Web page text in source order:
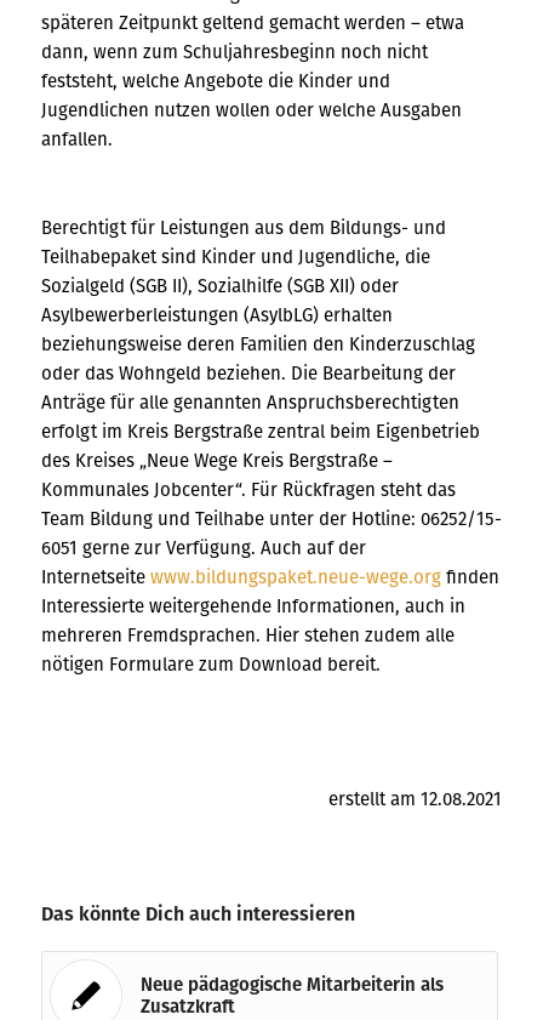
späteren Zeitpunkt geltend gemacht werden – etwa
dann, wenn zum Schuljahresbeginn noch nicht
feststeht, welche Angebote die Kinder und
Jugendlichen nutzen wollen oder welche Ausgaben
anfallen.
Berechtigt für Leistungen aus dem Bildungs- und
Teilhabepaket sind Kinder und Jugendliche, die
Sozialgeld (SGB II), Sozialhilfe (SGB XII) oder
Asylbewerberleistungen (AsylbLG) erhalten
beziehungsweise deren Familien den Kinderzuschlag
oder das Wohngeld beziehen. Die Bearbeitung der
Anträge für alle genannten Anspruchsberechtigten
erfolgt im Kreis Bergstraße zentral beim Eigenbetrieb
des Kreises „Neue Wege Kreis Bergstraße –
Kommunales Jobcenter“. Für Rückfragen steht das
Team Bildung und Teilhabe unter der Hotline: 06252/15-
6051 gerne zur Verfügung. Auch auf der
Internetseitewww.bildungspaket.neue-wege.orgfinden
Interessierte weitergehende Informationen, auch in
mehreren Fremdsprachen. Hier stehen zudem alle
nötigen Formulare zum Download bereit.
erstellt am 12.08.2021
Das könnte Dich auch interessieren
Neue pädagogische Mitarbeiterin als
Zusatzkraft